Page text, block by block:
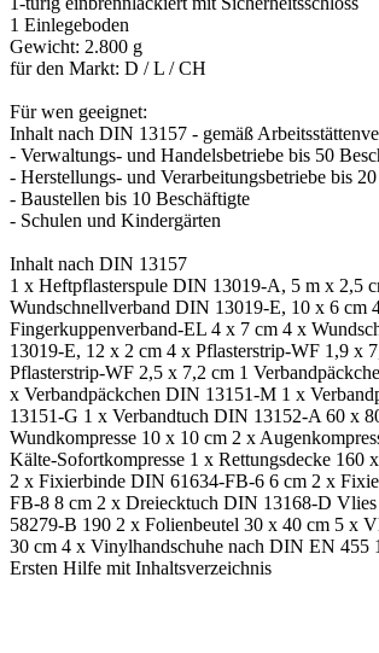
1 Einlegeboden
Gewicht: 2.800 g
für den Markt: D / L / CH
Für wen geeignet:
Inhalt nach DIN 13157 - gemäß
- Verwaltungs- und Handelsbetriebe bis 50
- Herstellungs- und Verarbeitungsbetriebe bis
- Baustellen bis 10 Beschäftigte
- Schulen und Kindergärten
Inhalt nach DIN 13157
1 x Heftpflasterspule DIN 13019-A, 5 m x 2,5
Wundschnellverband DIN 13019-E, 10 x 6 cm
Fingerkuppenverband-EL 4 x 7 cm 4 x
13019-E, 12 x 2 cm 4 x Pflasterstrip-WF 1,9 x
Pflasterstrip-WF 2,5 x 7,2 cm 1
x Verbandpäckchen DIN 13151-M 1 x
13151-G 1 x Verbandtuch DIN 13152-A 60 x
Wundkompresse 10 x 10 cm 2 x
Kälte-Sofortkompresse 1 x Rettungsdecke 160
2 x Fixierbinde DIN 61634-FB-6 6 cm 2 x
FB-8 8 cm 2 x Dreiecktuch DIN 13168-D
58279-B 190 2 x Folienbeutel 30 x 40 cm 5 x
30 cm 4 x Vinylhandschuhe nach DIN EN 455
Ersten Hilfe mit Inhaltsverzeichnis